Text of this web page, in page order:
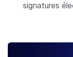
signatures